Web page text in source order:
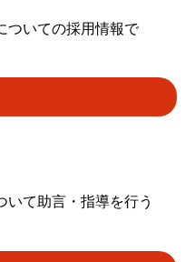
ついての採用情報で
いて助言・指導を行う